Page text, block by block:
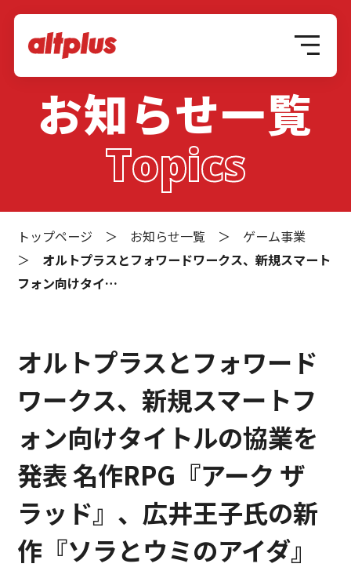
お知らせ一覧
Topics
トップページ ＞ お知らせ一覧 ＞ ゲーム事業
＞ オルトプラスとフォワードワークス、新規スマート
フォン向けタイ…
オルトプラスとフォワード
ワークス、新規スマートフ
ォン向けタイトルの協業を
発表 名作RPG『アーク ザ
ラッド』、広井王子氏の新
作『ソラとウミのアイダ』